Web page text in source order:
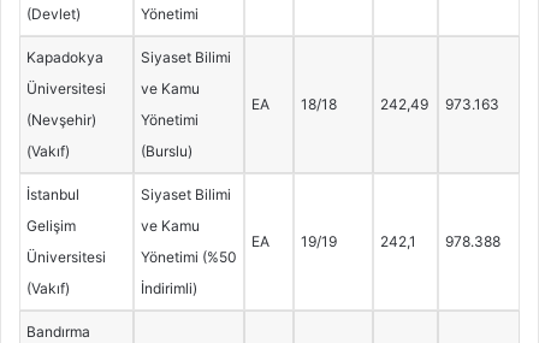
(Devlet)
Yönetimi
Kapadokya
Üniversitesi
(Nevşehir)
(Vakıf)
Siyaset Bilimi
ve Kamu
Yönetimi
(Burslu)
EA 18/18 242,49 973.163
İstanbul
Gelişim
Üniversitesi
(Vakıf)
Siyaset Bilimi
ve Kamu
Yönetimi (%50
İndirimli)
EA 19/19 242,1 978.388
Bandırma